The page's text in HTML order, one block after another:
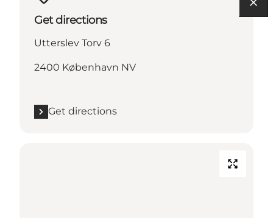
Get directions
Utterslev Torv 6
2400 København NV
Get directions